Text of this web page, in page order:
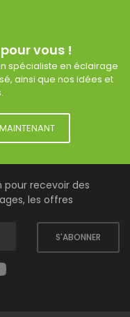
vous !
spécialiste en éclairage
ainsi que nos idées et
pour recevoir des
les offres
S'ABONNER